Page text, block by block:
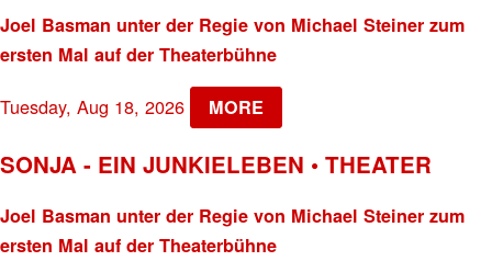
Joel Basman unter der Regie von Michael Steiner zum
ersten Mal auf der Theaterbühne
Tuesday, Aug 18, 2026 MORE
SONJA - EIN JUNKIELEBEN • THEATER
Joel Basman unter der Regie von Michael Steiner zum
ersten Mal auf der Theaterbühne